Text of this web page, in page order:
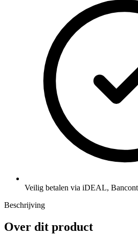
Veilig betalen via iDEAL,
Beschrijving
Over dit product